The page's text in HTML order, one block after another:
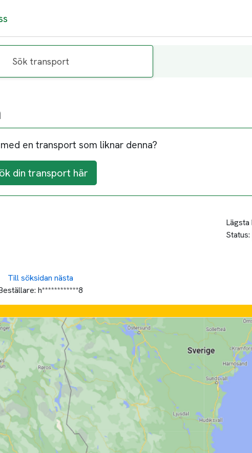
Sök transport
en transport som liknar denna?
din transport här
Lägsta
Status:
Till söksidan nästa
h************8